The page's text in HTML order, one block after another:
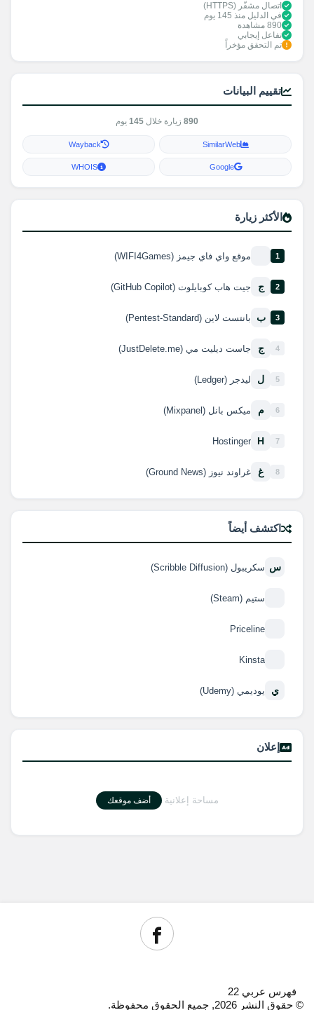
اتصال مشفّر (HTTPS)
في الدليل منذ 145 يوم
890 مشاهدة
تفاعل إيجابي
تم التحقق مؤخراً
تقييم البيانات
890 زيارة خلال 145 يوم
SimilarWeb
Wayback
Google
WHOIS
الأكثر زيارة
1 موقع واي فاي جيمز (WIFI4Games)
2 ج جيت هاب كوبايلوت (GitHub Copilot)
3 ب بانتست لاين (Pentest-Standard)
4 ج جاست ديليت مي (JustDelete.me)
5 ل ليدجر (Ledger)
6 م ميكس بانل (Mixpanel)
7
H
Hostinger
8 غ غراوند نيوز (Ground News)
اكتشف أيضاً
س سكريبول (Scribble Diffusion)
ستيم (Steam)
Priceline
Kinsta
ي يوديمي (Udemy)
إعلان
مساحة إعلانية أضف موقعك
فهرس عربي 22
© حقوق النشر 2026, جميع الحقوق محفوظة.